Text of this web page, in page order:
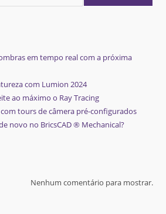
em tempo real com a próxima
com Lumion 2024
ao máximo o Ray Tracing
tours de câmera pré-configurados
novo no BricsCAD ® Mechanical?
Nenhum comentário para mostrar.